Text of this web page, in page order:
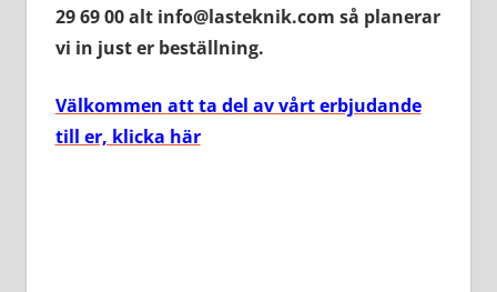
29 69 00 alt info@lasteknik.com så planerar
vi in just er beställning.
Välkommen att ta del av vårt erbjudande
till er, klicka här